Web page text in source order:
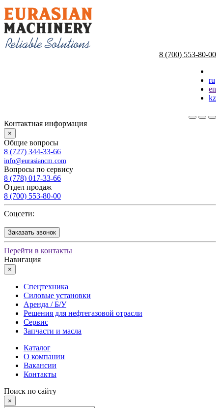
8 (700) 553-80-00
ru
en
kz
Контактная информация
×
Общие вопросы
8 (727) 344-33-66
info@eurasiancm.com
Вопросы по сервису
8 (778) 017-33-66
Отдел продаж
8 (700) 553-80-00
Соцсети:
Заказать звонок
Перейти в контакты
Навигация
×
Спецтехника
Силовые установки
Аренда / Б/У
Решения для нефтегазовой отрасли
Сервис
Запчасти и масла
Каталог
О компании
Вакансии
Контакты
Поиск по сайту
×